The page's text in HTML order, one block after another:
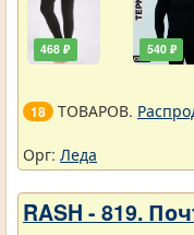
468 ₽ 540 ₽
18 ТОВАРОВ.
Орг: Леда
RASH - 819.